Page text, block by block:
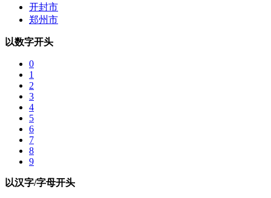
开封市
郑州市
以数字开头
0
1
2
3
4
5
6
7
8
9
以汉字/字母开头